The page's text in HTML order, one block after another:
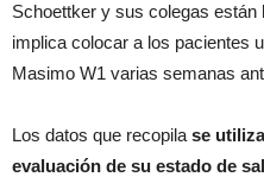
Schoettker y sus colegas están
implica colocar a los pacientes
Masimo W1 varias semanas
Los datos que recopila se
evaluación de su estado de